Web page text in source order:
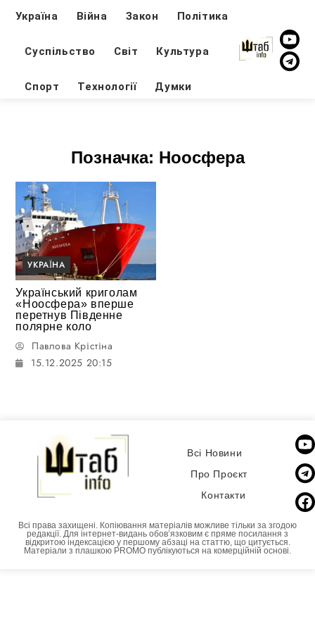
Україна Війна Закон Політика
Суспільство Світ Культура
Спорт Технології Думки
Позначка: Ноосфера
УКРАЇНА
Український криголам
«Ноосфера» вперше
перетнув Південне
полярне коло
Павлова Крістіна
15.12.2025 20:15
Всі Новини
Про Проєкт
Контакти
Всі права захищені. Копіювання матеріалів можливе тільки за згодою
редакції. Для інтернет-видань обовʼязковим є пряме посилання з
відкритою індексацією у першому абзаці на статтю, що цитується.
Матеріали з плашкою PROMO публікуються на комерційній основі.